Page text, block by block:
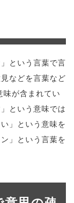
という言葉で言
などを言葉など
が含まれてい
という意味では
」という意味を
」という言葉を